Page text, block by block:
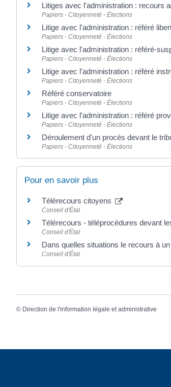
Litiges avec l'administration : recours
Papiers - Citoyenneté - Élections
Litige avec l'administration : référé
Papiers - Citoyenneté - Élections
Litige avec l'administration : référé-
Papiers - Citoyenneté - Élections
Litige avec l'administration : référé
Papiers - Citoyenneté - Élections
Référé conservatoire
Papiers - Citoyenneté - Élections
Litige avec l'administration : référé
Papiers - Citoyenneté - Élections
Déroulement d'un procès devant le
Papiers - Citoyenneté - Élections
Pour en savoir plus
Télérecours citoyens
Conseil d'État
Télérecours - téléprocédures devant
Conseil d'État
Dans quelles situations le recours à
Conseil d'État
© Direction de l'information légale et administrative